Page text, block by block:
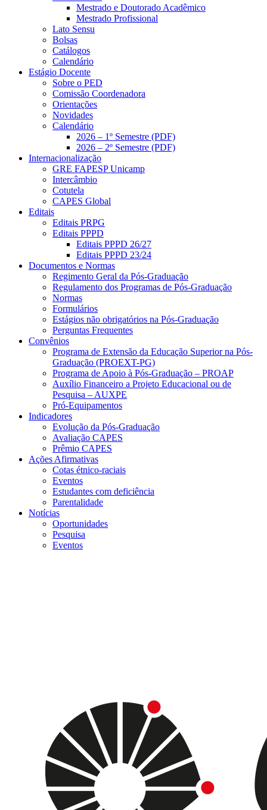
Mestrado e Doutorado Acadêmico
Mestrado Profissional
Lato Sensu
Bolsas
Catálogos
Calendário
Estágio Docente
Sobre o PED
Comissão Coordenadora
Orientações
Novidades
Calendário
2026 – 1º Semestre (PDF)
2026 – 2º Semestre (PDF)
Internacionalização
GRE FAPESP Unicamp
Intercâmbio
Cotutela
CAPES Global
Editais
Editais PRPG
Editais PPPD
Editais PPPD 26/27
Editais PPPD 23/24
Documentos e Normas
Regimento Geral da Pós-Graduação
Regulamento dos Programas de Pós-Graduação
Normas
Formulários
Estágios não obrigatórios na Pós-Graduação
Perguntas Frequentes
Convênios
Programa de Extensão da Educação Superior na Pós-
Graduação (PROEXT-PG)
Programa de Apoio à Pós-Graduação – PROAP
Auxílio Financeiro a Projeto Educacional ou de
Pesquisa – AUXPE
Pró-Equipamentos
Indicadores
Evolução da Pós-Graduação
Avaliação CAPES
Prêmio CAPES
Ações Afirmativas
Cotas étnico-raciais
Eventos
Estudantes com deficiência
Parentalidade
Notícias
Oportunidades
Pesquisa
Eventos